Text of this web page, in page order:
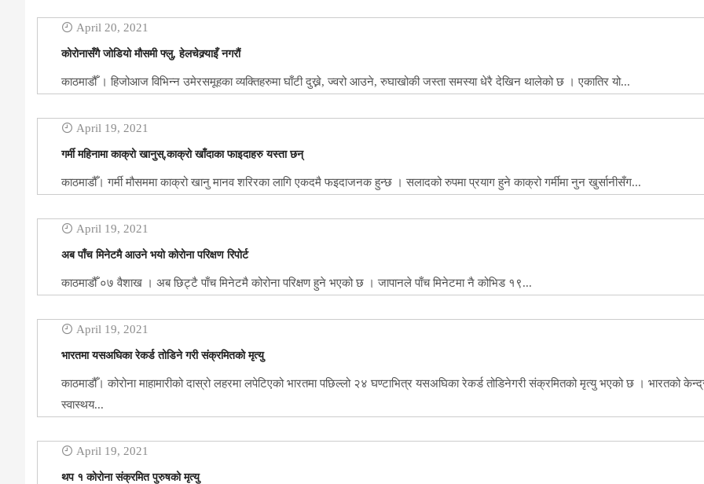
April 20, 2021
कोरोनासँगै जोडियो मौसमी फ्लु, हेलचेक्र्याइँ नगरौं
काठमाडौँ । हिजोआज विभिन्न उमेरसमूहका व्यक्तिहरुमा घाँटी दुख्ने, ज्वरो आउने, रुघाखोकी जस्ता समस्या धेरै देखिन थालेको छ । एकातिर यो...
April 19, 2021
गर्मी महिनामा काक्रो खानुस्,काक्रो खाँदाका फाइदाहरु यस्ता छन्
काठमाडौँ। गर्मी मौसममा काक्रो खानु मानव शरिरका लागि एकदमै फइदाजनक हुन्छ । सलादको रुपमा प्रयाग हुने काक्रो गर्मीमा नुन खुर्सानीसँग...
April 19, 2021
अब पाँच मिनेटमै आउने भयो कोरोना परिक्षण रिपोर्ट
काठमाडौँ ०७ वैशाख । अब छिट्टै पाँच मिनेटमै कोरोना परिक्षण हुने भएको छ । जापानले पाँच मिनेटमा नै कोभिड १९...
April 19, 2021
भारतमा यसअघिका रेकर्ड तोडिने गरी संक्रमितको मृत्यु
काठमाडौँ। कोरोना माहामारीको दास्रो लहरमा लपेटिएको भारतमा पछिल्लो २४ घण्टाभित्र यसअघिका रेकर्ड तोडिनेगरी संक्रमितको मृत्यु भएको छ । भारतको
स्वास्थय...
April 19, 2021
थप १ कोरोना संक्रमित पुरुषको मृत्यु